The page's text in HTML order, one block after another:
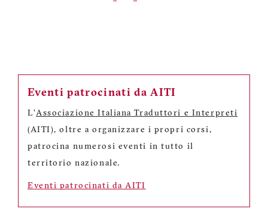
Eventi patrocinati da AITI
L'Associazione Italiana Traduttori e Interpreti
(AITI), oltre a organizzare i propri corsi,
patrocina numerosi eventi in tutto il
territorio nazionale.
Eventi patrocinati da AITI